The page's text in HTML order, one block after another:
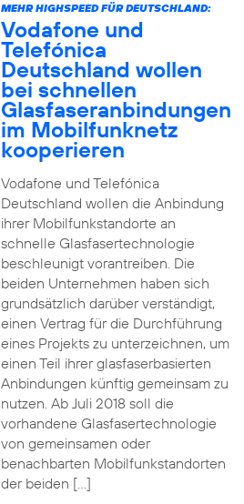
MEHR HIGHSPEED FÜR DEUTSCHLAND:
Vodafone und
Telefónica
Deutschland wollen
bei schnellen
Glasfaseranbindungen
im Mobilfunknetz
kooperieren
Vodafone und Telefónica
Deutschland wollen die Anbindung
ihrer Mobilfunkstandorte an
schnelle Glasfasertechnologie
beschleunigt vorantreiben. Die
beiden Unternehmen haben sich
grundsätzlich darüber verständigt,
einen Vertrag für die Durchführung
eines Projekts zu unterzeichnen, um
einen Teil ihrer glasfaserbasierten
Anbindungen künftig gemeinsam zu
nutzen. Ab Juli 2018 soll die
vorhandene Glasfasertechnologie
von gemeinsamen oder
benachbarten Mobilfunkstandorten
der beiden […]